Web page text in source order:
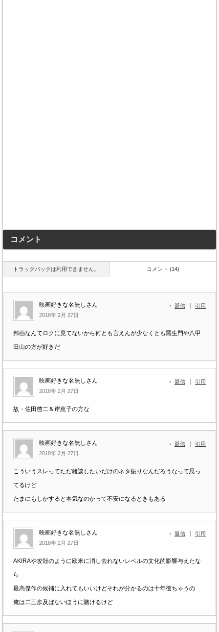
コメント
トラックバックは利用できません。 コメント (14)
映画好きな名無しさん
2018年 2月 27日
返信 引用
邦画なんてロクに見てないから何とも言えんが少なくとも羅生門や八甲
田山の方が好きだ
映画好きな名無しさん
2018年 2月 27日
返信 引用
故・佐田啓二＆岸恵子の方な
映画好きな名無しさん
2018年 2月 27日
返信 引用
こういうスレってただ雑談したいだけのネタ振りなんだろうなって思っ
てるけど
たまにもしかすると本気なのかって不安になるときもある
映画好きな名無しさん
2018年 2月 27日
返信 引用
AKIRAや攻殻のように欧米に消し去れないレベルの文化的影響与えたな
ら
最高傑作の候補に入れてもいいけどそれが分かるのは十年後ちゃうの
俺は二三歩及ばないほうに賭けるけど